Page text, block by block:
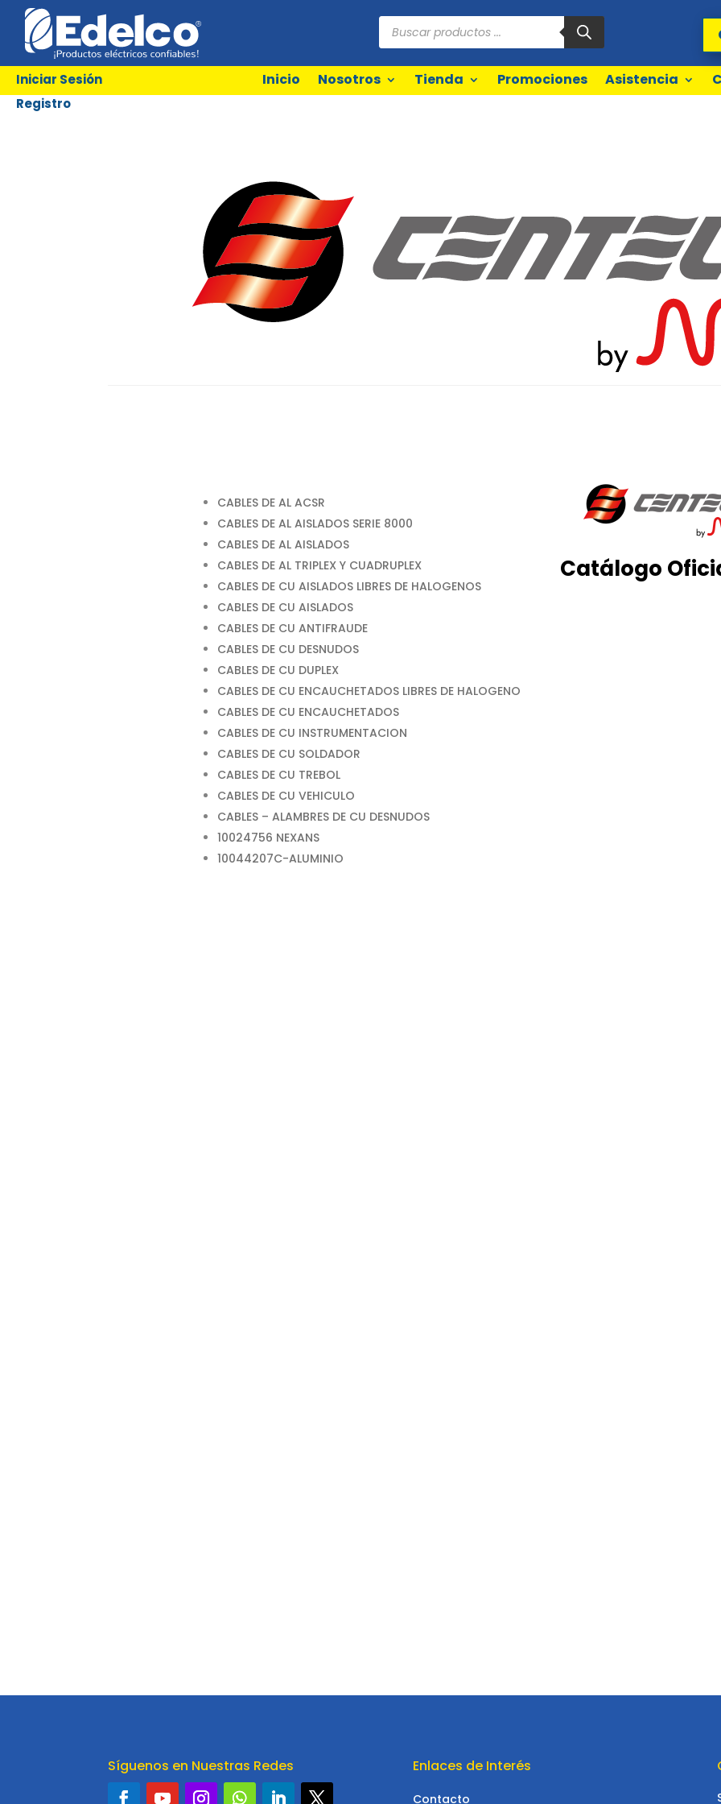
Búsqueda
de
productos
Iniciar Sesión
Registro
Inicio Nosotros Tienda Promociones Asistencia
CABLES DE AL ACSR
CABLES DE AL AISLADOS SERIE 8000
CABLES DE AL AISLADOS
CABLES DE AL TRIPLEX Y CUADRUPLEX
CABLES DE CU AISLADOS LIBRES DE HALOGENOS
CABLES DE CU AISLADOS
CABLES DE CU ANTIFRAUDE
CABLES DE CU DESNUDOS
CABLES DE CU DUPLEX
CABLES DE CU ENCAUCHETADOS LIBRES DE HALOGENO
CABLES DE CU ENCAUCHETADOS
CABLES DE CU INSTRUMENTACION
CABLES DE CU SOLDADOR
CABLES DE CU TREBOL
CABLES DE CU VEHICULO
CABLES – ALAMBRES DE CU DESNUDOS
10024756 NEXANS
10044207C-ALUMINIO
Catálogo
Síguenos en Nuestras Redes Enlaces de Interés
Contacto